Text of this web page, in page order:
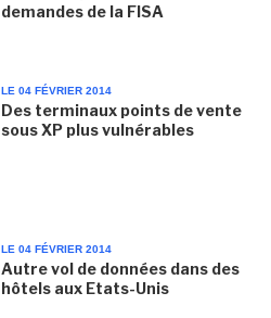
demandes de la FISA
LE 04 FÉVRIER 2014
Des terminaux points de vente
sous XP plus vulnérables
LE 04 FÉVRIER 2014
Autre vol de données dans des
hôtels aux Etats-Unis